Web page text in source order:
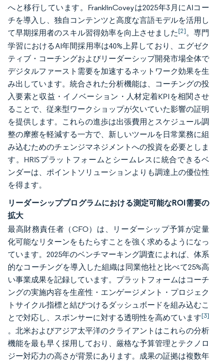
へと移行しています。FranklinCoveyは2025年3月にAIコー
チを導入し、独自コンテンツと高度な言語モデルを活用し
て早期採用者のスキル習得効率を向上させました[2]。専門
学習におけるAI年間採用率は40%上昇しており、エグゼク
ティブ・コーチングおよびリーダーシップ開発市場全体で
デジタルファースト需要を加速するネットワーク効果を生
み出しています。統合された分析機能は、コーチングの投
入要素と収益・イノベーション・人材定着KPIを相関させ
ることで、従来型ワークショップが欠いていた影響の証明
を提供します。これらの進歩は出張費用とスケジュール調
整の摩擦を軽減する一方で、新しいツールを日常業務に組
み込むためのチェンジマネジメントへの投資を必要としま
す。HRISプラットフォームとシームレスに統合できるベ
ンダーは、ポイントソリューションよりも調達上の優位性
を得ます。
リーダーシッププログラムにおける測定可能なROI需要の
拡大
最高財務責任者（CFO）は、リーダーシップ予算が定量
化可能なリターンをもたらすことを強く求めるようになっ
ています。2025年のベンチマーキング調査によれば、体系
的なコーチングを導入した組織は同業他社と比べて25%高
い事業成果を記録しています。プラットフォームはコーチ
ングの実施内容を生産性・エンゲージメント・プロジェク
トサイクル指標と結びつけるダッシュボードを組み込むこ
とで対応し、スポンサーに対する透明性を高めています[3]
。北米およびアジア太平洋のクライアントはこれらの分析
機能を最も早く採用しており、厳格な予算管理とテクノロ
ジー対応力の高さが背景にあります。成果の証拠は複数年